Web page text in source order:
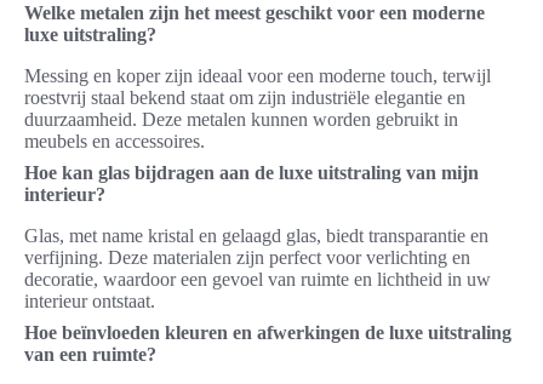
Welke metalen zijn het meest geschikt voor een moderne
luxe uitstraling?
Messing en koper zijn ideaal voor een moderne touch, terwijl
roestvrij staal bekend staat om zijn industriële elegantie en
duurzaamheid. Deze metalen kunnen worden gebruikt in
meubels en accessoires.
Hoe kan glas bijdragen aan de luxe uitstraling van mijn
interieur?
Glas, met name kristal en gelaagd glas, biedt transparantie en
verfijning. Deze materialen zijn perfect voor verlichting en
decoratie, waardoor een gevoel van ruimte en lichtheid in uw
interieur ontstaat.
Hoe beïnvloeden kleuren en afwerkingen de luxe uitstraling
van een ruimte?